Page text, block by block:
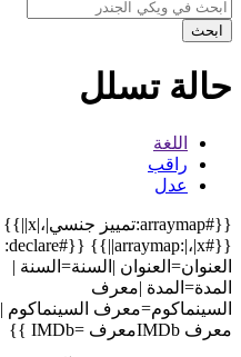
ابحث
حالة تسلل
اللغة
راقب
عدل
{{#arraymap:تمييز جنسي|،|x||}}
{{#arraymap:|،|x||}} {{#declare:
العنوان=العنوان |السنة=السنة |
المدة=المدة |معرف
السينماكوم=معرف السينماكوم |
معرف IMDbمعرف =IMDb }}